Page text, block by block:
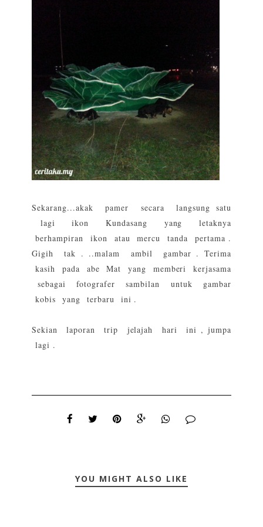
Sekarang...akak pamer secara langsung satu
lagi ikon Kundasang yang letaknya
berhampiran ikon atau mercu tanda pertama .
Gigih tak . ..malam ambil gambar . Terima
kasih pada abe Mat yang memberi kerjasama
sebagai fotografer sambilan untuk gambar
kobis yang terbaru ini .
Sekian laporan trip jelajah hari ini , jumpa
lagi .
YOU MIGHT ALSO LIKE